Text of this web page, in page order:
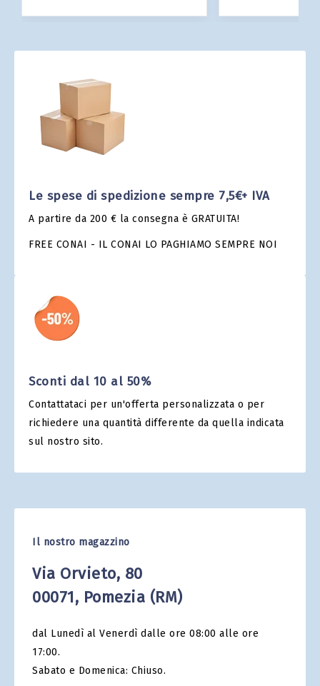
Le spese di spedizione sempre 7,5€+ IVA
A partire da 200 € la consegna è GRATUITA!
FREE CONAI - IL CONAI LO PAGHIAMO SEMPRE NOI
Sconti dal 10 al 50%
Contattataci per un'offerta personalizzata o per
richiedere una quantità differente da quella indicata
sul nostro sito.
Il nostro magazzino
Via Orvieto, 80
00071​, Pomezia (RM)
dal Lunedì al Venerdì dalle ore 08:00 alle ore
17:00.
Sabato e Domenica: Chiuso.